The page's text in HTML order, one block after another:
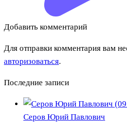
Добавить комментарий
Для отправки комментария вам
авторизоваться.
Последние записи
Серов Юрий Павлович